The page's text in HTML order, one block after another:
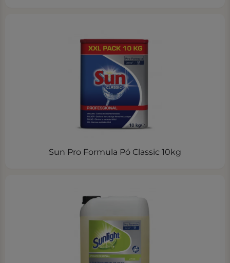
Sun Pro Formula Pó Classic 10kg